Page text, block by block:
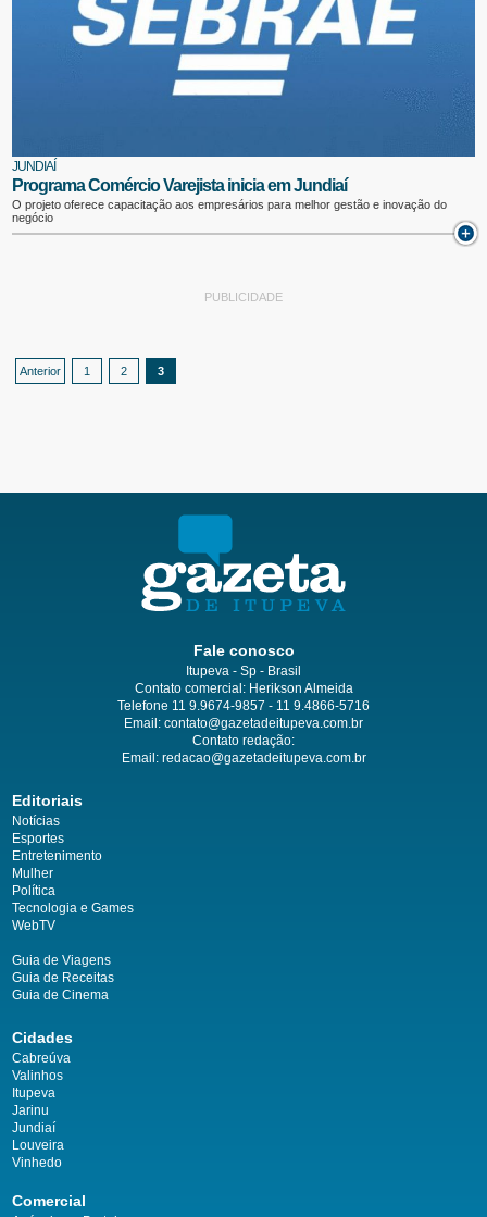
JUNDIAÍ
Programa Comércio Varejista inicia em Jundiaí
O projeto oferece capacitação aos empresários para melhor gestão e inovação do
negócio
PUBLICIDADE
Anterior 1 2 3
Fale conosco
Itupeva - Sp - Brasil
Contato comercial: Herikson Almeida
Telefone 11 9.9674-9857 - 11 9.4866-5716
Email: contato@gazetadeitupeva.com.br
Contato redação:
Email: redacao@gazetadeitupeva.com.br
Editoriais
Notícias
Esportes
Entretenimento
Mulher
Política
Tecnologia e Games
WebTV
Guia de Viagens
Guia de Receitas
Guia de Cinema
Cidades
Cabreúva
Valinhos
Itupeva
Jarinu
Jundiaí
Louveira
Vinhedo
Comercial